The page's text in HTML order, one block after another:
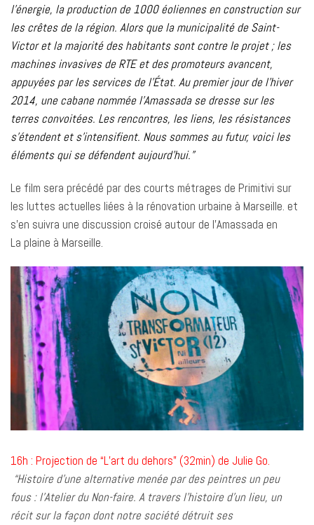
l’énergie, la production de 1000 éoliennes en construction sur
les crêtes de la région. Alors que la municipalité de Saint-
Victor et la majorité des habitants sont contre le projet ; les
machines invasives de RTE et des promoteurs avancent,
appuyées par les services de l’État. Au premier jour de l’hiver
2014, une cabane nommée l’Amassada se dresse sur les
terres convoitées. Les rencontres, les liens, les résistances
s’étendent et s’intensifient. Nous sommes au futur, voici les
éléments qui se défendent aujourd’hui.”
Le film sera précédé par des courts métrages de Primitivi sur
les luttes actuelles liées à la rénovation urbaine à Marseille. et
s’en suivra une discussion croisé autour de l’Amassada en
La plaine à Marseille.
16h : Projection de “L’art du dehors” (32min) de Julie Go.
“Histoire d’une alternative menée par des peintres un peu
fous : l’Atelier du Non-faire. A travers l’histoire d’un lieu, un
récit sur la façon dont notre société détruit ses